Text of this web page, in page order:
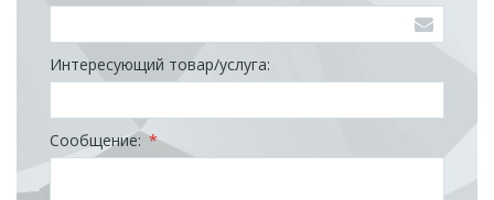
Интересующий товар/услуга:
Сообщение:*